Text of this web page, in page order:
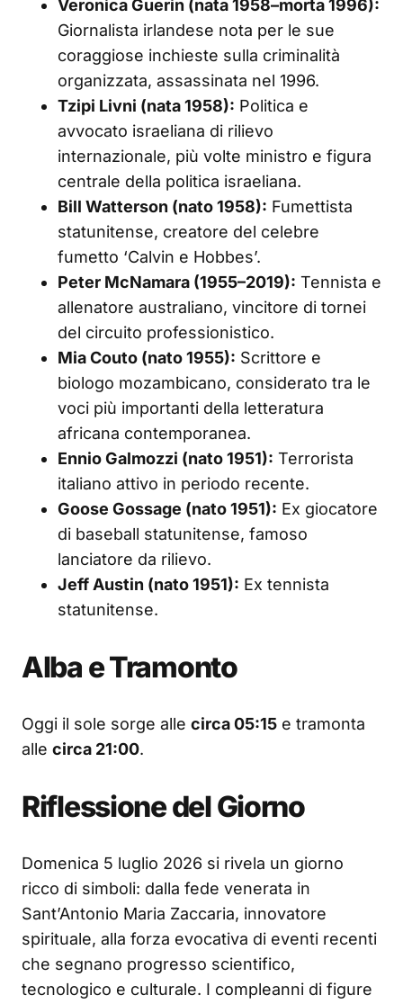
Veronica Guerin (nata 1958–morta 1996):
Giornalista irlandese nota per le sue
coraggiose inchieste sulla criminalità
organizzata, assassinata nel 1996.
Tzipi Livni (nata 1958): Politica e
avvocato israeliana di rilievo
internazionale, più volte ministro e figura
centrale della politica israeliana.
Bill Watterson (nato 1958): Fumettista
statunitense, creatore del celebre
fumetto ‘Calvin e Hobbes’.
Peter McNamara (1955–2019): Tennista e
allenatore australiano, vincitore di tornei
del circuito professionistico.
Mia Couto (nato 1955): Scrittore e
biologo mozambicano, considerato tra le
voci più importanti della letteratura
africana contemporanea.
Ennio Galmozzi (nato 1951): Terrorista
italiano attivo in periodo recente.
Goose Gossage (nato 1951): Ex giocatore
di baseball statunitense, famoso
lanciatore da rilievo.
Jeff Austin (nato 1951): Ex tennista
statunitense.
Alba e Tramonto
Oggi il sole sorge alle circa 05:15 e tramonta
alle circa 21:00.
Riflessione del Giorno
Domenica 5 luglio 2026 si rivela un giorno
ricco di simboli: dalla fede venerata in
Sant’Antonio Maria Zaccaria, innovatore
spirituale, alla forza evocativa di eventi recenti
che segnano progresso scientifico,
tecnologico e culturale. I compleanni di figure